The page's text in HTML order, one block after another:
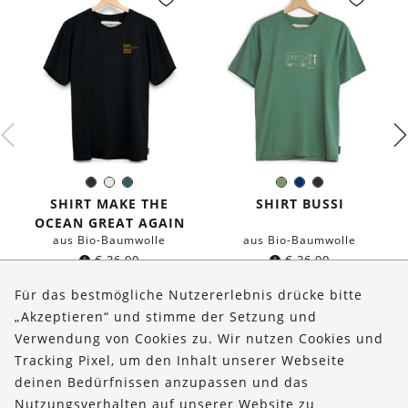
Schwarz
WeißDunkles
Petrol
Farbe:
SHIRT MAKE THE
OCEAN GREAT AGAIN
aus Bio-Baumwolle
€36,90
Olivgrün
Dunkelblau
Schwarz
Farbe:
SHIRT BUSSI
aus Bio-Baumwolle
€36,90
Über uns
Bestellungen
Für das bestmögliche Nutzererlebnis drücke bitte
„Akzeptieren“ und stimme der Setzung und
Verwendung von Cookies zu. Wir nutzen Cookies und
Tracking Pixel, um den Inhalt unserer Webseite
deinen Bedürfnissen anzupassen und das
Nutzungsverhalten auf unserer Website zu